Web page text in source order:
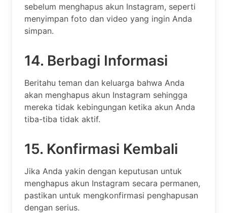
sebelum menghapus akun Instagram, seperti
menyimpan foto dan video yang ingin Anda
simpan.
14. Berbagi Informasi
Beritahu teman dan keluarga bahwa Anda
akan menghapus akun Instagram sehingga
mereka tidak kebingungan ketika akun Anda
tiba-tiba tidak aktif.
15. Konfirmasi Kembali
Jika Anda yakin dengan keputusan untuk
menghapus akun Instagram secara permanen,
pastikan untuk mengkonfirmasi penghapusan
dengan serius.